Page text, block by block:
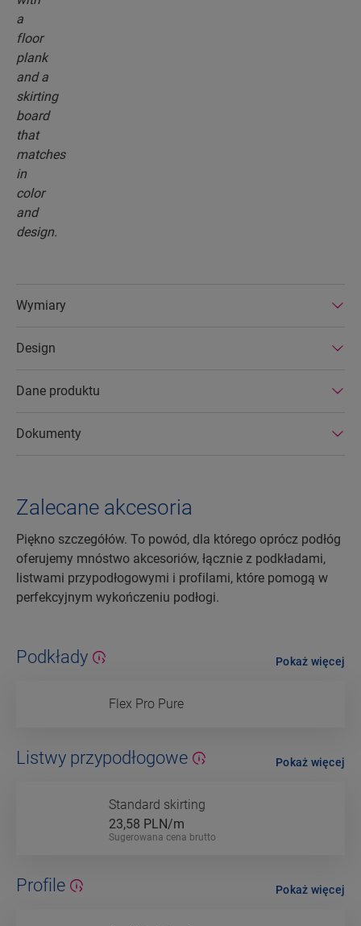
Wymiary
Design
Dane produktu
Dokumenty
Zalecane akcesoria
Piękno szczegółów. To powód, dla którego oprócz podłóg
oferujemy mnóstwo akcesoriów, łącznie z podkładami,
listwami przypodłogowymi i profilami, które pomogą w
perfekcyjnym wykończeniu podłogi.
Podkłady
Flex Pro Pure
Pokaż więcej
Listwy przypodłogowe
Standard skirting
23,58 PLN/m
Sugerowana cena brutto
Pokaż więcej
Profile Pokaż więcej